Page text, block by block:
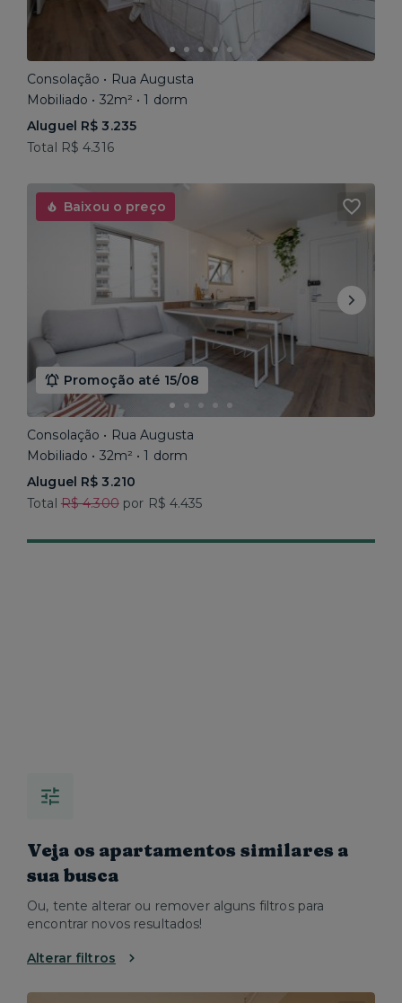
Consolação • Rua Augusta
Mobiliado • 32m² • 1 dorm
Aluguel R$ 3.235
Total R$ 4.316
Baixou o preço
Promoção até 15/08
Consolação • Rua Augusta
Mobiliado • 32m² • 1 dorm
Aluguel R$ 3.210
Total R$ 4.300por R$ 4.435
Veja os apartamentos similares a
sua busca
Ou, tente alterar ou remover alguns filtros para
encontrar novos resultados!
Alterar filtros